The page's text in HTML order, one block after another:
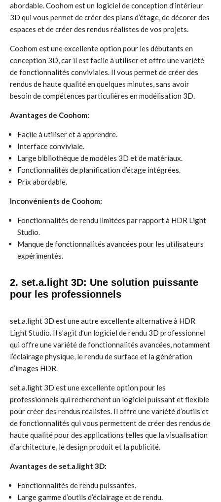
abordable. Coohom est un logiciel de conception d’intérieur
3D qui vous permet de créer des plans d’étage, de décorer des
espaces et de créer des rendus réalistes de vos projets.
Coohom est une excellente option pour les débutants en
conception 3D, car il est facile à utiliser et offre une variété
de fonctionnalités conviviales. Il vous permet de créer des
rendus de haute qualité en quelques minutes, sans avoir
besoin de compétences particulières en modélisation 3D.
Avantages de Coohom:
Facile à utiliser et à apprendre.
Interface conviviale.
Large bibliothèque de modèles 3D et de matériaux.
Fonctionnalités de planification d’étage intégrées.
Prix abordable.
Inconvénients de Coohom:
Fonctionnalités de rendu limitées par rapport à HDR Light
Studio.
Manque de fonctionnalités avancées pour les utilisateurs
expérimentés.
2. set.a.light 3D: Une solution puissante
pour les professionnels
set.a.light 3D est une autre excellente alternative à HDR
Light Studio. Il s’agit d’un logiciel de rendu 3D professionnel
qui offre une variété de fonctionnalités avancées, notamment
l’éclairage physique, le rendu de surface et la génération
d’images HDR.
set.a.light 3D est une excellente option pour les
professionnels qui recherchent un logiciel puissant et flexible
pour créer des rendus réalistes. Il offre une variété d’outils et
de fonctionnalités qui vous permettent de créer des rendus de
haute qualité pour des applications telles que la visualisation
d’architecture, le design produit et la publicité.
Avantages de set.a.light 3D:
Fonctionnalités de rendu puissantes.
Large gamme d’outils d’éclairage et de rendu.